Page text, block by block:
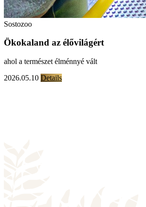
Sostozoo
Ökokaland az élővilágért
ahol a természet élménnyé vált
2026.05.10 Details